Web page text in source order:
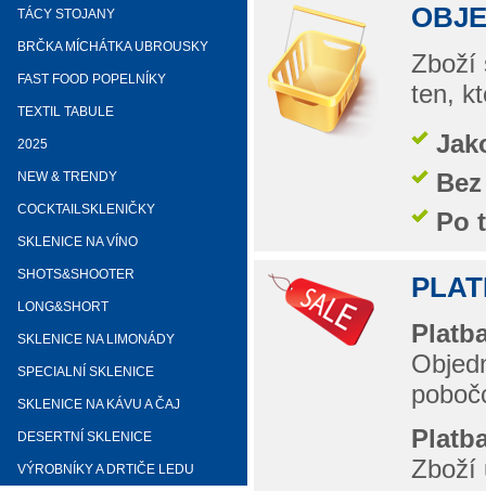
TÁCY STOJANY
BRČKA MÍCHÁTKA UBROUSKY
FAST FOOD POPELNÍKY
TEXTIL TABULE
2025
NEW & TRENDY
COCKTAILSKLENIČKY
SKLENICE NA VÍNO
SHOTS&SHOOTER
LONG&SHORT
SKLENICE NA LIMONÁDY
SPECIALNÍ SKLENICE
SKLENICE NA KÁVU A ČAJ
DESERTNÍ SKLENICE
VÝROBNÍKY A DRTIČE LEDU
Zboží
ten,
Po
Zboží